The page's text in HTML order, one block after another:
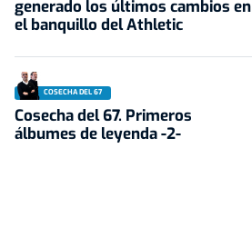
generado los últimos cambios en
el banquillo del Athletic
COSECHA DEL 67
Cosecha del 67. Primeros
álbumes de leyenda -2-